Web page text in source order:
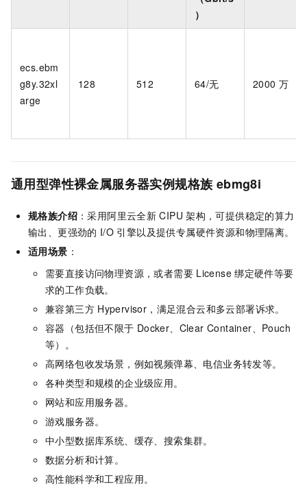
）
ecs.ebm
g8y.32xl
arge
128 512 64/无 2000 万
通用型弹性裸金属服务器实例规格族 ebmg8i
规格族介绍 ：采用阿里云全新 CIPU 架构，可提供稳定的算力
输出、更强劲的 I/O 引擎以及提供专属硬件资源和物理隔离。
适用场景 ：
需要直接访问物理资源，或者需要 License 绑定硬件等要
求的工作负载。
兼容第三方 Hypervisor，满足混合云和多云部署诉求。
容器（包括但不限于 Docker、Clear Container、Pouch
等）。
高网络包收发场景，例如视频弹幕、电信业务转发等。
各种类型和规模的企业级应用。
网站和应用服务器。
游戏服务器。
中小型数据库系统、缓存、搜索集群。
数据分析和计算。
高性能科学和工程应用。